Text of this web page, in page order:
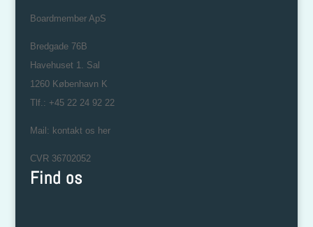
Boardmember ApS
Bredgade 76B
Havehuset 1. Sal
1260 København K
Tlf.: +45 22 24 92 22
Mail: kontakt os her
CVR 36702052
Find os